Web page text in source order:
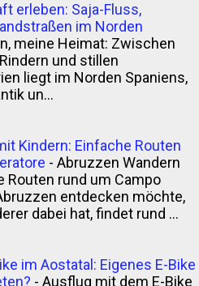
erleben: Saja-Fluss,
im Norden
meine Heimat: Zwischen
und stillen
liegt im Norden Spaniens,
un...
Kindern: Einfache Routen
- Abruzzen Wandern
Routen rund um Campo
entdecken möchte,
dabei hat, findet rund ...
im Aostatal: Eigenes E-Bike
- Ausflug mit dem E-Bike